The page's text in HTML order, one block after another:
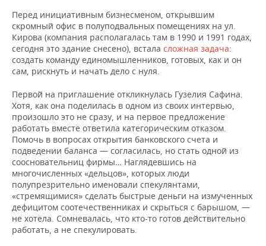
Перед инициативным бизнесменом, открывшим
скромный офис в полуподвальных помещениях на ул.
Кирова (компания располагалась там в 1990 и 1991 годах,
сегодня это здание снесено), встала сложная задача:
создать команду единомышленников, готовых, как и он
сам, рискнуть и начать дело с нуля.
Первой на приглашение откликнулась Гузелия Сафина.
Хотя, как она поделилась в одном из своих интервью,
произошло это не сразу, и на первое предложение
работать вместе ответила категорическим отказом.
Помочь в вопросах открытия банковского счета и
подведении баланса — согласилась, но стать одной из
соосновательниц фирмы… Наглядевшись на
многочисленных «дельцов», которых люди
полупрезрительно именовали спекулянтами,
«стремящимися» сделать быстрые деньги на измученных
дефицитом соотечественниках и скрыться с барышом, —
не хотела. Сомневалась, что кто-то готов действительно
работать, а не спекулировать.